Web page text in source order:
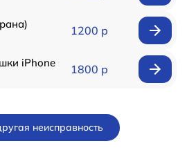
1200 р
iPhone
1800 р
неисправность